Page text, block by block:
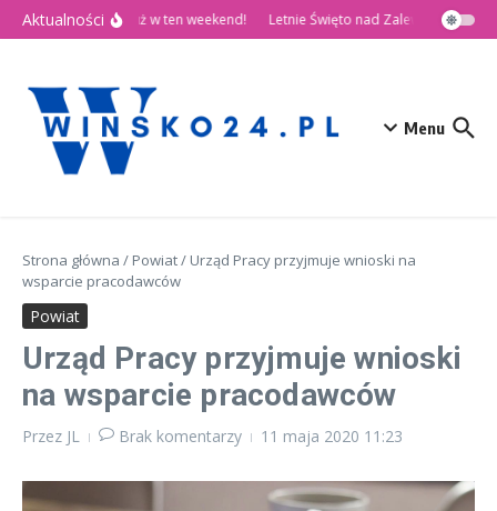
Przejdź do treści
Aktualności
🎉 Dni Wińska 2026 już w ten weekend! Letnie Święto nad Zalewem Słup
Menu
Strona główna / Powiat/ Urząd Pracy przyjmuje wnioski na
wsparcie pracodawców
Powiat
Urząd Pracy przyjmuje wnioski
na wsparcie pracodawców
Przez JL Brak komentarzy 11 maja 2020 11:23